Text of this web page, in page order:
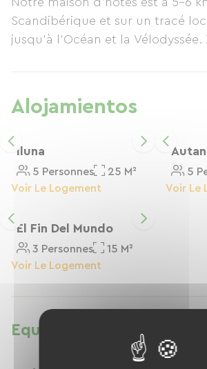
huerto y el jardín frutal crean un
diseñado para darle la
posible. Para más información:
Scandibérique et sur un tracé
jusqu'à l'Océan et la Vélodyssée.
FFVélo/Bonnes adresses
Alojamientos
Iluna
5 Personnes
25 M²
Voir Le Logement
Autan
5
Voir Le
El Fin Del Mundo
3 Personnes
15 M²
Voir Le Logement
Equipamientos